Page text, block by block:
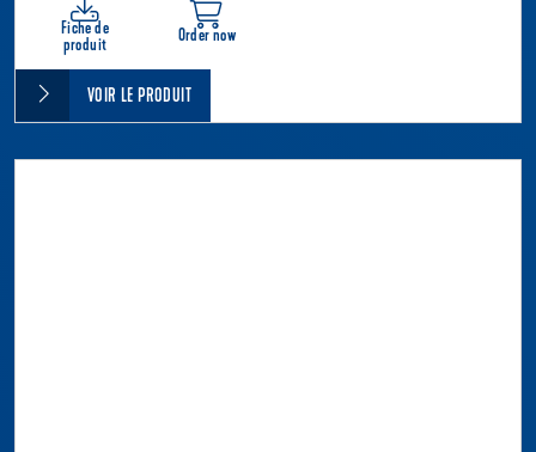
Fiche de
produit
Order now
VOIR LE PRODUIT